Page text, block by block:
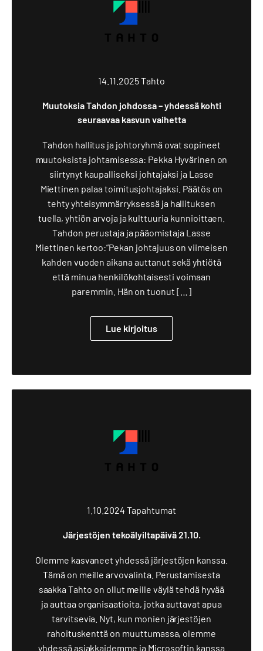
14.11.2025Tahto
Muutoksia Tahdon johdossa – yhdessä kohti
seuraavaa kasvun vaihetta
Tahdon hallitus ja johtoryhmä ovat sopineet
muutoksista johtamisessa: Pekka Hyvärinen on
siirtynyt kaupalliseksi johtajaksi ja Lasse
Miettinen palaa toimitusjohtajaksi. Päätös on
tehty yhteisymmärryksessä ja hallituksen
tuella, yhtiön arvoja ja kulttuuria kunnioittaen.
Tahdon perustaja ja pääomistaja Lasse
Miettinen kertoo:”Pekan johtajuus on viimeisen
kahden vuoden aikana auttanut sekä yhtiötä
että minua henkilökohtaisesti voimaan
paremmin. Hän on tuonut […]
Lue kirjoitus
1.10.2024 Tapahtumat
Järjestöjen tekoälyiltapäivä 21.10.
Olemme kasvaneet yhdessä järjestöjen kanssa.
Tämä on meille arvovalinta. Perustamisesta
saakka Tahto on ollut meille väylä tehdä hyvää
ja auttaa organisaatioita, jotka auttavat apua
tarvitsevia. Nyt, kun monien järjestöjen
rahoituskenttä on muuttumassa, olemme
yhdessä asiakkaidemme ja Microsoftin kanssa